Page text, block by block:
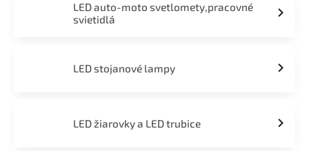
LED auto-moto svetlomety,pracovné
svietidlá
LED stojanové lampy
LED žiarovky a LED trubice